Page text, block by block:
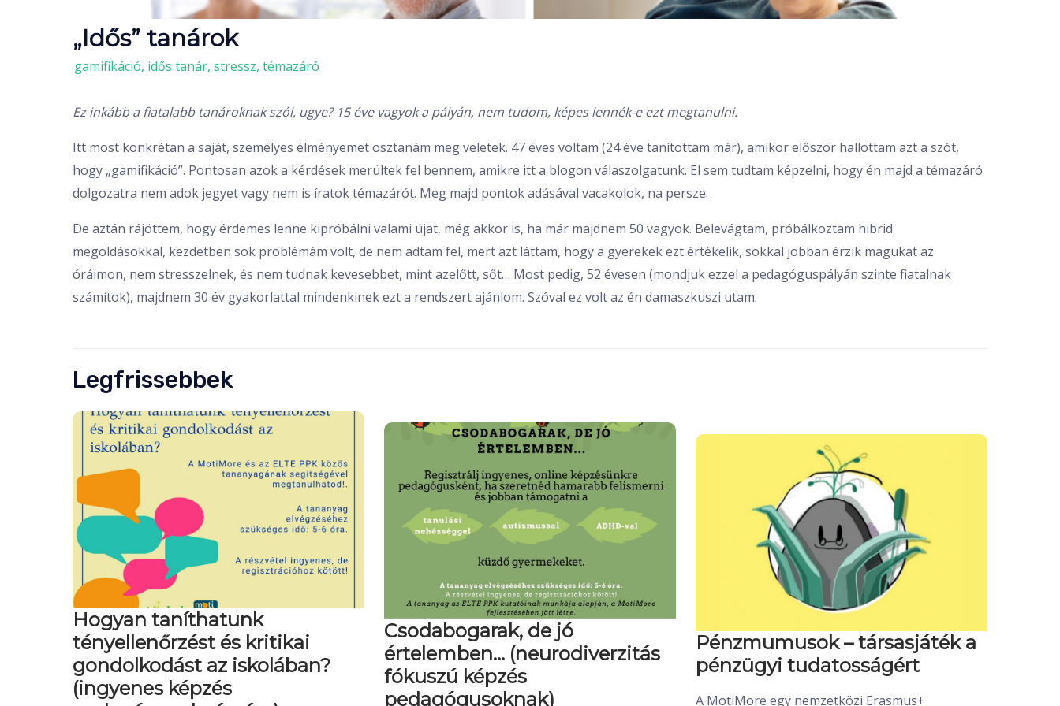
„Idős” tanárok
gamifikáció, idős tanár, stressz, témazáró
Ez inkább a fiatalabb tanároknak szól, ugye? 15 éve vagyok a pályán, nem tudom, képes lennék-e ezt megtanulni.
Itt most konkrétan a saját, személyes élményemet osztanám meg veletek. 47 éves voltam (24 éve tanítottam már), amikor először hallottam azt a szót,
hogy „gamifikáció”. Pontosan azok a kérdések merültek fel bennem, amikre itt a blogon válaszolgatunk. El sem tudtam képzelni, hogy én majd a témazáró
dolgozatra nem adok jegyet vagy nem is íratok témazárót. Meg majd pontok adásával vacakolok, na persze.
De aztán rájöttem, hogy érdemes lenne kipróbálni valami újat, még akkor is, ha már majdnem 50 vagyok. Belevágtam, próbálkoztam hibrid
megoldásokkal, kezdetben sok problémám volt, de nem adtam fel, mert azt láttam, hogy a gyerekek ezt értékelik, sokkal jobban érzik magukat az
óráimon, nem stresszelnek, és nem tudnak kevesebbet, mint azelőtt, sőt… Most pedig, 52 évesen (mondjuk ezzel a pedagóguspályán szinte fiatalnak
számítok), majdnem 30 év gyakorlattal mindenkinek ezt a rendszert ajánlom. Szóval ez volt az én damaszkuszi utam.
Legfrissebbek
Hogyan taníthatunk
tényellenőrzést és kritikai
gondolkodást az iskolában?
(ingyenes képzés
Csodabogarak, de jó
értelemben… (neurodiverzitás
fókuszú képzés
pedagógusoknak)
Pénzmumusok – társasjáték a
pénzügyi tudatosságért
A MotiMore egy nemzetközi Erasmus+